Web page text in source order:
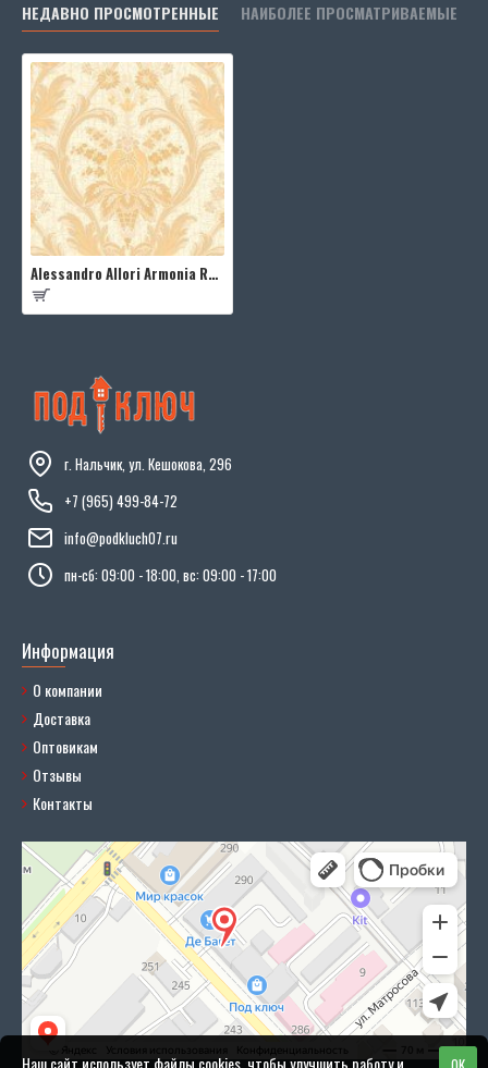
НЕДАВНО ПРОСМОТРЕННЫЕ НАИБОЛЕЕ ПРОСМАТРИВАЕМЫЕ
Alessandro Allori Armonia RMC1707-3
г. Нальчик, ул. Кешокова, 296
+7 (965) 499-84-72
info@podkluch07.ru
пн-сб: 09:00 - 18:00, вс: 09:00 - 17:00
Информация
О компании
Доставка
Оптовикам
Отзывы
Контакты
Наш сайт использует файлы cookies, чтобы улучшить работу и